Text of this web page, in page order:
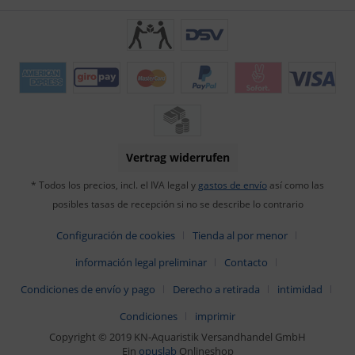
Vertrag widerrufen
* Todos los precios, incl. el IVA legal y gastos de envío así como las
posibles tasas de recepción si no se describe lo contrario
Configuración de cookies
Tienda al por menor
información legal preliminar
Contacto
Condiciones de envío y pago
Derecho a retirada
intimidad
Condiciones
imprimir
Copyright © 2019 KN-Aquaristik Versandhandel GmbH
Ein opuslab Onlineshop